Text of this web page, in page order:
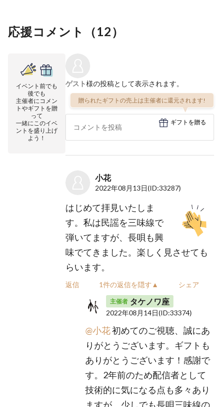
応援コメント（12）
イベント前でも
後でも
主催者にコメン
トやギフトを贈
って
一緒にこのイベ
ントを盛り上げ
よう！
ゲスト様の投稿として表示されます。
贈られたギフトの売上は主催者に還元されます!
ギフトを贈る
小花
2022年08月13日(ID:33287)
はじめて拝見いたしま
す。私は民謡を三味線で
弾いてますが、長唄も興
味でてきました。楽しく見させても
らいます。
返信 1件の返信を隠す▲ シェア
主催者 タケノワ座
2022年08月14日(ID:33374)
@小花初めてのご視聴、誠にあ
りがとうございます。ギフトも
ありがとうございます！感謝で
す。2年前のため配信者として
技術的に気になる点も多々あり
ますが、少しでも長唄三味線の